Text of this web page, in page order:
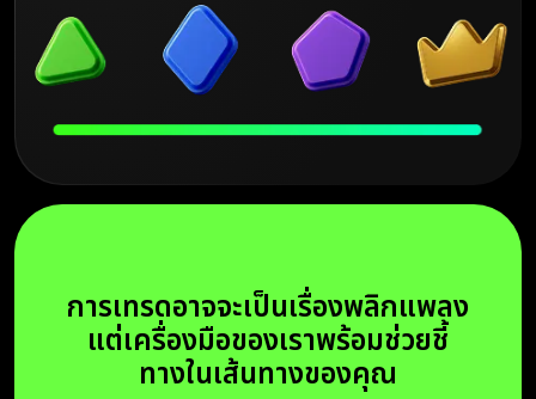
การเทรดอาจจะเป็นเรื่องพลิกแพลง
แต่เครื่องมือของเราพร้อมช่วยชี้
ทางในเส้นทางของคุณ